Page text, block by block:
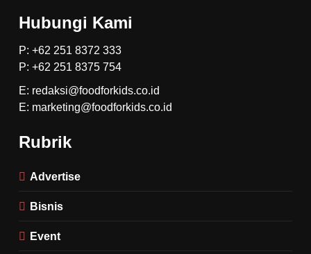
Hubungi Kami
P: +62 251 8372 333
P: +62 251 8375 754
E: redaksi@foodforkids.co.id
E: marketing@foodforkids.co.id
Rubrik
Advertise
Bisnis
Event